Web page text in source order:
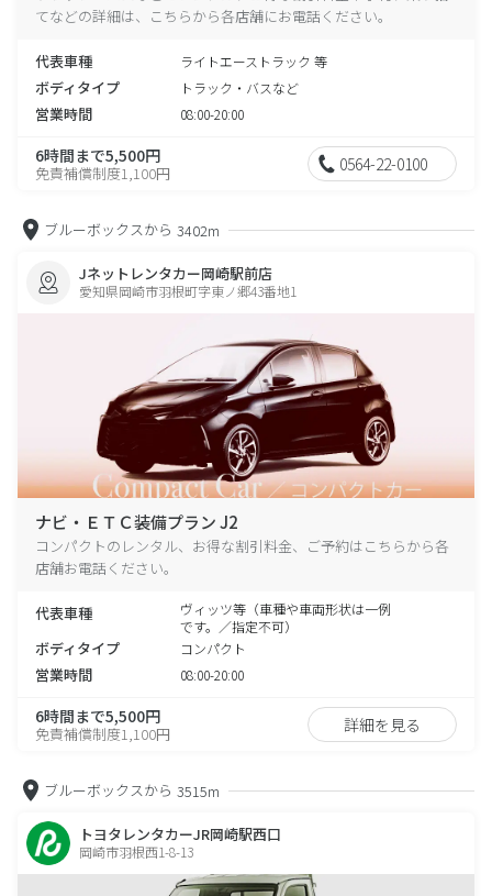
てなどの詳細は、こちらから各店舗にお電話ください。
代表車種 ライトエーストラック 等
ボディタイプ トラック・バスなど
営業時間 08:00-20:00
6時間まで5,500円
免責補償制度1,100円 0564-22-0100
ブルーボックスから 3402m
Jネットレンタカー岡崎駅前店
愛知県岡崎市羽根町字東ノ郷43番地1
ナビ・ＥＴＣ装備プラン J2
コンパクトのレンタル、お得な割引料金、ご予約はこちらから各
店舗お電話ください。
代表車種
ヴィッツ等（車種や車両形状は一例
です。／指定不可）
ボディタイプ コンパクト
営業時間 08:00-20:00
6時間まで5,500円
免責補償制度1,100円 詳細を見る
ブルーボックスから 3515m
トヨタレンタカーJR岡崎駅西口
岡崎市羽根西1-8-13